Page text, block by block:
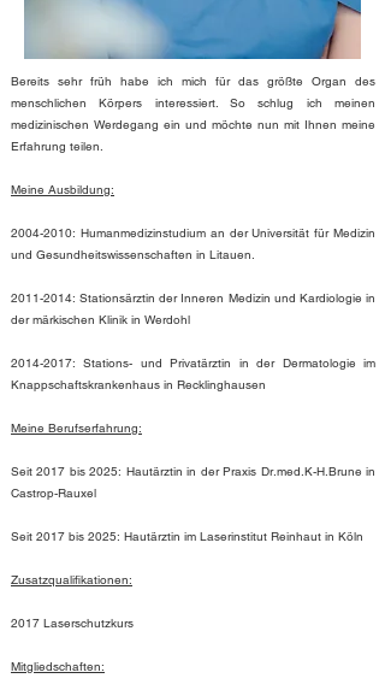
Bereits sehr früh habe ich mich für das größte Organ des
menschlichen Körpers interessiert. So schlug ich meinen
medizinischen Werdegang ein und möchte nun mit Ihnen meine
Erfahrung teilen.
Meine Ausbildung:
2004-2010: Humanmedizinstudium an der Universität für Medizin
und Gesundheitswissenschaften in Litauen.
2011-2014: Stationsärztin der Inneren Medizin und Kardiologie in
der märkischen Klinik in Werdohl
2014-2017: Stations- und Privatärztin in der Dermatologie im
Knappschaftskrankenhaus in Recklinghausen
Meine Berufserfahrung:
Seit 2017 bis 2025: Hautärztin in der Praxis Dr.med.K-H.Brune in
Castrop-Rauxel
Seit 2017 bis 2025: Hautärztin im Laserinstitut Reinhaut in Köln
Zusatzqualifikationen:
2017 Laserschutzkurs
Mitgliedschaften: